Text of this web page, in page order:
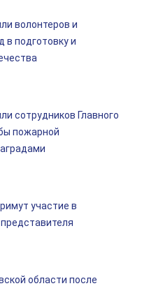
волонтеров и
в подготовку и
сотрудников Главного
пожарной
участие в
области после